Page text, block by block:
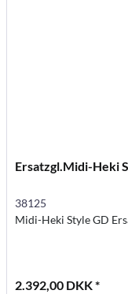
Ersatzgl.Midi-Heki
38125
Midi-Heki Style GD
2.392,00 DKK *